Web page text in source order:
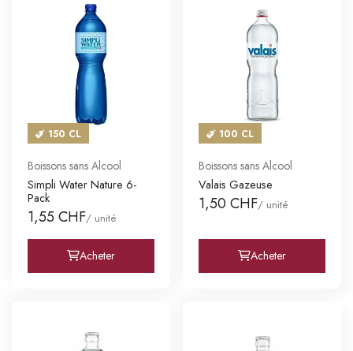
150 CL
Boissons sans Alcool
Simpli Water Nature 6-
Pack
1,55 CHF/ unité
Acheter
100 CL
Boissons sans Alcool
Valais Gazeuse
1,50 CHF/ unité
Acheter